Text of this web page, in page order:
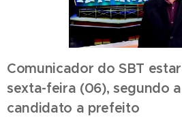
Comunicador do SBT
sexta-feira (06), segundo
candidato a prefeito